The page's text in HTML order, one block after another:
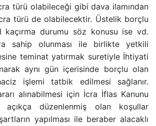
VAADI SÖZLEŞMESI
SUÇU
DAVASI
türü olabileceği gibi dava ilamından
türü de olabilecektir. Üstelik borçlu
kaçırma durumu söz konusu ise vd.
sahip olunması ile birlikte yetkili
teminat yatırmak suretiyle İhtiyati
aynı gün içerisinde borçlu olan
işlemi tatbik edilmesi sağlanır.
alınabilmesi için İcra İflas Kanunu
açıkça düzenlenmiş olan koşullar
yapılması ile beraber alacaklı